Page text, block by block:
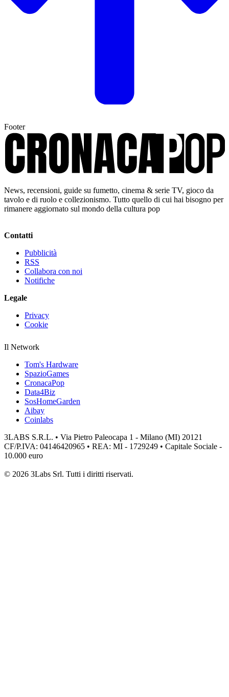
Footer
News, recensioni, guide su fumetto, cinema & serie TV, gioco da
tavolo e di ruolo e collezionismo. Tutto quello di cui hai bisogno per
rimanere aggiornato sul mondo della cultura pop
Contatti
Pubblicità
RSS
Collabora con noi
Notifiche
Legale
Privacy
Cookie
Il Network
Tom's Hardware
SpazioGames
CronacaPop
Data4Biz
SosHomeGarden
Aibay
Coinlabs
3LABS S.R.L. • Via Pietro Paleocapa 1 - Milano (MI) 20121
CF/P.IVA: 04146420965 • REA: MI - 1729249 • Capitale Sociale -
10.000 euro
© 2026 3Labs Srl. Tutti i diritti riservati.